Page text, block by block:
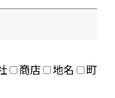
商店 地名
町村